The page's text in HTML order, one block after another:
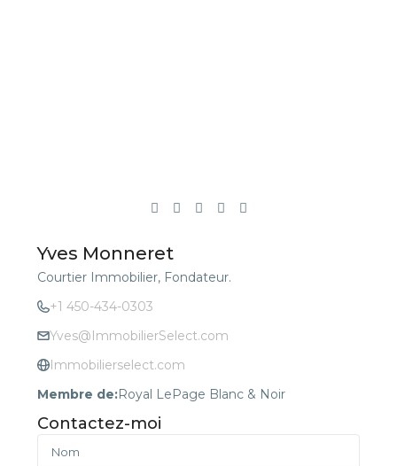
Yves Monneret
Courtier Immobilier, Fondateur.
+1 450-434-0303
Yves@ImmobilierSelect.com
Immobilierselect.com
Membre de:Royal LePage Blanc & Noir
Contactez-moi